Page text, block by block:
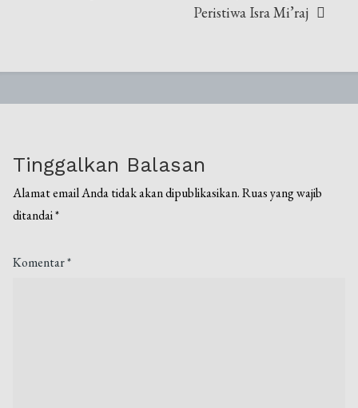
Peristiwa Isra Mi’raj
Tinggalkan Balasan
Alamat email Anda tidak akan dipublikasikan. Ruas yang wajib
ditandai*
Komentar*